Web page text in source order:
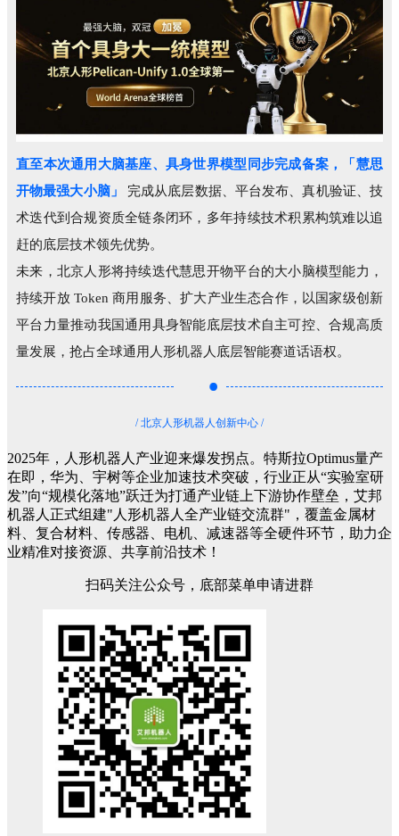
直至本次通用大脑基座、具身世界模型同步完成备案，「慧思
开物最强大小脑」 完成从底层数据、平台发布、真机验证、技
术迭代到合规资质全链条闭环，多年持续技术积累构筑难以追
赶的底层技术领先优势。
未来，北京人形将持续迭代慧思开物平台的大小脑模型能力，
持续开放 Token 商用服务、扩大产业生态合作，以国家级创新
平台力量推动我国通用具身智能底层技术自主可控、合规高质
量发展，抢占全球通用人形机器人底层智能赛道话语权。
/ 北京人形机器人创新中心 /
2025年，人形机器人产业迎来爆发拐点。特斯拉Optimus量产
在即，华为、宇树等企业加速技术突破，行业正从“实验室研
发”向“规模化落地”跃迁为打通产业链上下游协作壁垒，艾邦
机器人正式组建"人形机器人全产业链交流群"，覆盖金属材
料、复合材料、传感器、电机、减速器等全硬件环节，助力企
业精准对接资源、共享前沿技术！
扫码关注公众号，底部菜单申请进群